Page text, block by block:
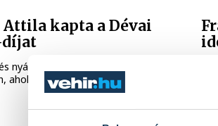
kapta a Dévai
díjat
nyárköszöntőt szerveztek
ahol a Dévai Bíró Mátyás-díjat is